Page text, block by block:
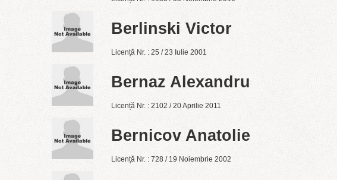
Berlinski Victor
Licență Nr. : 25 / 23 Iulie 2001
Bernaz Alexandru
Licență Nr. : 2102 / 20 Aprilie 2011
Bernicov Anatolie
Licență Nr. : 728 / 19 Noiembrie 2002